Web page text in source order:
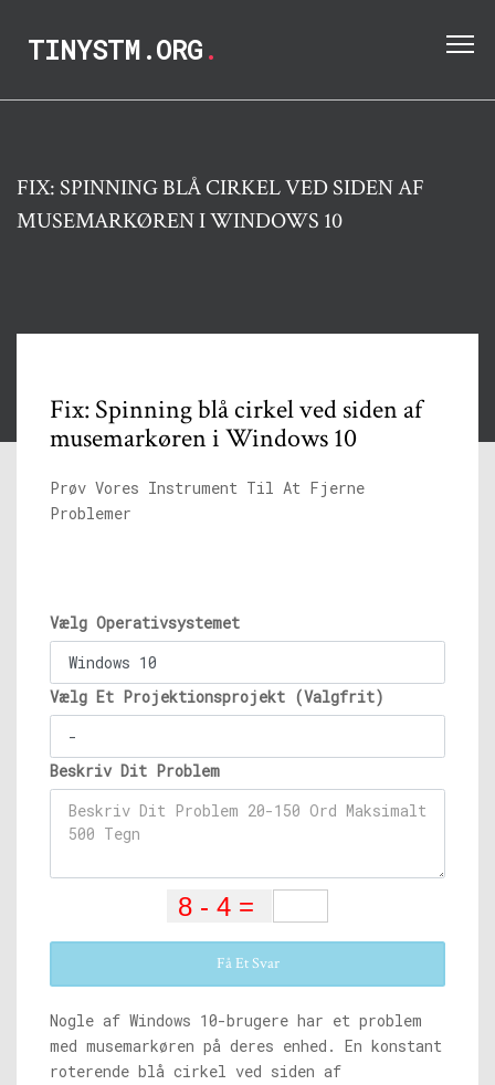
TINYSTM.ORG.
FIX: SPINNING BLÅ CIRKEL VED SIDEN AF ​​
MUSEMARKØREN I WINDOWS 10
Fix: Spinning blå cirkel ved siden af ​​
musemarkøren i Windows 10
Prøv Vores Instrument Til At Fjerne
Problemer
Vælg Operativsystemet
Vælg Et Projektionsprojekt (Valgfrit)
Beskriv Dit Problem
Få Et Svar
Nogle af Windows 10-brugere har et problem
med musemarkøren på deres enhed. En konstant
roterende blå cirkel ved siden af ​​